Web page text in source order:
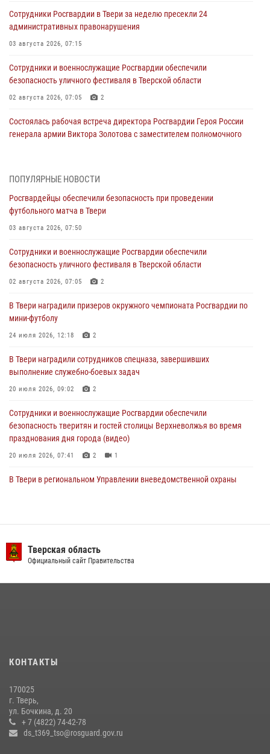
Сотрудники Росгвардии в Твери за неделю пресекли 24
административных правонарушения
03 августа 2026, 07:15
Сотрудники и военнослужащие Росгвардии обеспечили
безопасность уличного фестиваля в Тверской области
02 августа 2026, 07:05 2
Состоялась рабочая встреча директора Росгвардии Героя России
генерала армии Виктора Золотова с заместителем полномочного
31 июля 2026, 05:42 4
Росгвардейцы в Твери приняли участие в молебне, посвященном
Дню Крещения Руси
28 июля 2026, 11:30
Сотрудники вневедомственной охраны совершили 250 выездов и
пресекли 20 правонарушений за неделю в Тверской области
27 июля 2026, 08:29
В Твери наградили призеров окружного чемпионата Росгвардии по
мини-футболу
24 июля 2026, 12:18 2
Росгвардейцы оказали помощь водителю на дороге в городе Кашин
22 июля 2026, 08:35
ПОПУЛЯРНЫЕ НОВОСТИ
Росгвардейцы обеспечили безопасность при проведении
футбольного матча в Твери
03 августа 2026, 07:50
Сотрудники и военнослужащие Росгвардии обеспечили
безопасность уличного фестиваля в Тверской области
02 августа 2026, 07:05 2
В Твери наградили призеров окружного чемпионата Росгвардии по
мини-футболу
24 июля 2026, 12:18 2
В Твери наградили сотрудников спецназа, завершивших
выполнение служебно-боевых задач
20 июля 2026, 09:02 2
Сотрудники и военнослужащие Росгвардии обеспечили
безопасность тверитян и гостей столицы Верхневолжья во время
празднования дня города (видео)
20 июля 2026, 07:41 2 1
В Твери в региональном Управлении вневедомственной охраны
10 июля 2026, 08:44 1
(видео)
Росгвардейцы оказали помощь водителю на дороге в городе Кашин
22 июля 2026, 08:35
Тверская область
Официальный сайт Правительства
КОНТАКТЫ
170025
г. Тверь,
ул. Бочкина, д. 20
+ 7 (4822) 74-42-78
ds_t369_tso@rosguard.gov.ru